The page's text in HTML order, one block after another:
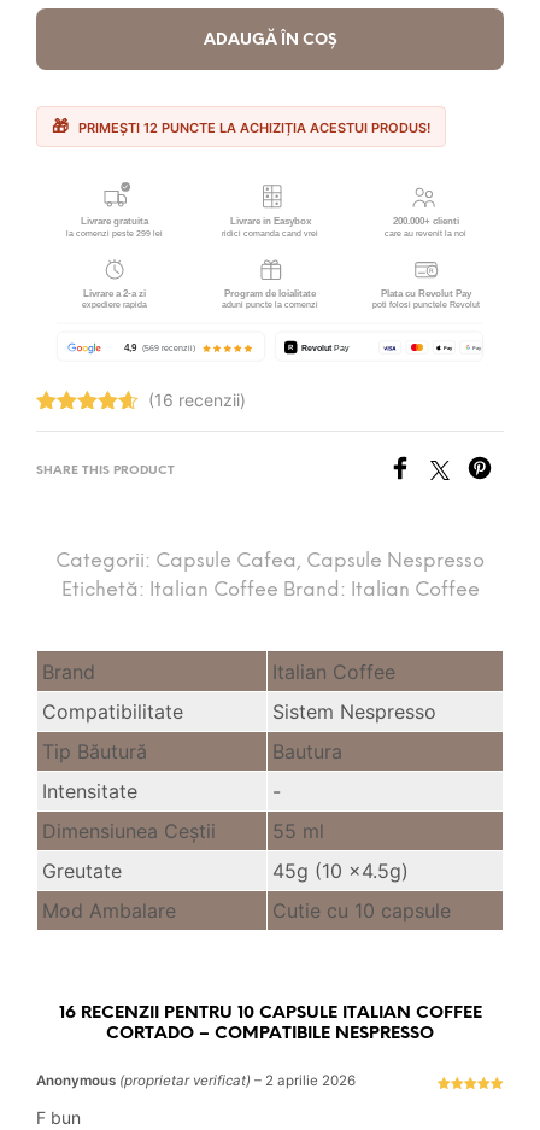
ADAUGĂ ÎN COȘ
PRIMEȘTI 12 PUNCTE LA ACHIZIȚIA ACESTUI PRODUS!
Evaluat la
din 5
(16 recenzii)
SHARE THIS PRODUCT
Categorii: Capsule Cafea, Capsule Nespresso
Etichetă: Italian Coffee Brand: Italian Coffee
Brand
Italian Coffee
Compatibilitate
Sistem Nespresso
Tip Băutură
Bautura
Intensitate
-
Dimensiunea Ceştii
55 ml
Greutate
45g (10 x4.5g)
Mod Ambalare
Cutie cu 10 capsule
16 RECENZII PENTRU 10 CAPSULE ITALIAN COFFEE
CORTADO – COMPATIBILE NESPRESSO
Anonymous (proprietar verificat) – 2 aprilie 2026
F bun